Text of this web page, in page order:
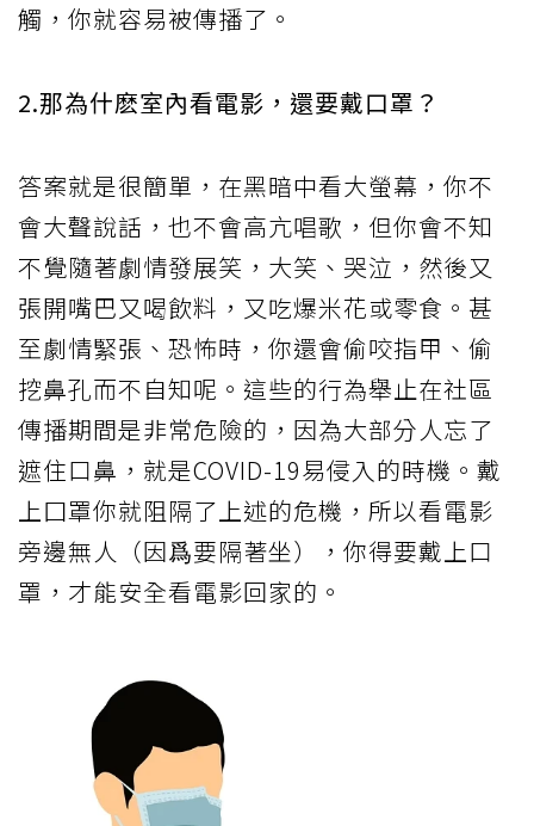
觸，你就容易被傳播了。
2.那為什麽室內看電影，還要戴口罩？
答案就是很簡單，在黑暗中看大螢幕，你不
會大聲說話，也不會高亢唱歌，但你會不知
不覺隨著劇情發展笑，大笑、哭泣，然後又
張開嘴巴又喝飲料，又吃爆米花或零食。甚
至劇情緊張、恐怖時，你還會偷咬指甲、偷
挖鼻孔而不自知呢。這些的行為舉止在社區
傳播期間是非常危險的，因為大部分人忘了
遮住口鼻，就是COVID-19易侵入的時機。戴
上囗罩你就阻隔了上述的危機，所以看電影
旁邊無人（因爲要隔著坐），你得要戴上口
罩，才能安全看電影回家的。